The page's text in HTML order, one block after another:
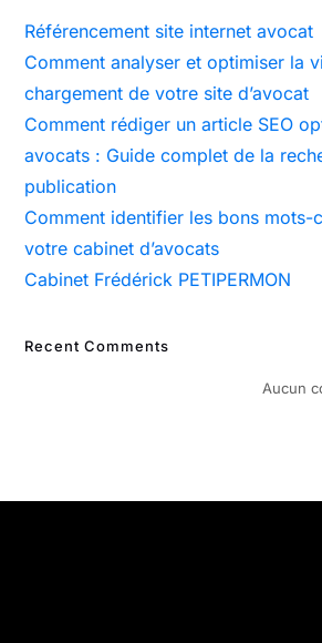
Référencement site internet avocat
Comment analyser et optimiser la
chargement de votre site d’avocat
Comment rédiger un article SEO
avocats : Guide complet de la
publication
Comment identifier les bons mots-
votre cabinet d’avocats
Cabinet Frédérick PETIPERMON
Recent Comments
Aucun